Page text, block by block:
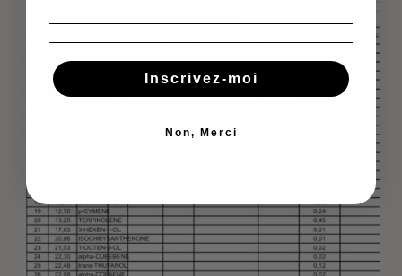
Inscrivez-moi
Non, Merci